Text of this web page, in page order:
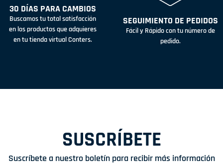
30 DÍAS PARA CAMBIOS
Buscamos tu total satisfacción
en los productos que adquieres
en tu tienda virtual Conters.
SEGUIMIENTO DE PEDIDOS
Fácil y Rápido con tu número de
pedido.
SUSCRÍBETE
Suscríbete a nuestro boletín para recibir más información